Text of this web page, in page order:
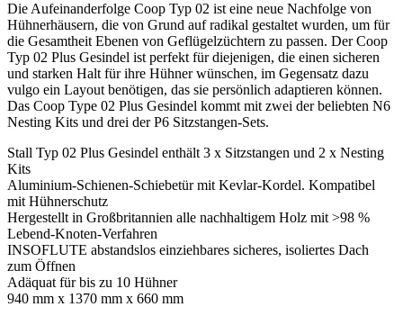
Die Aufeinanderfolge Coop Typ 02 ist eine neue Nachfolge von
Hühnerhäusern, die von Grund auf radikal gestaltet wurden, um für
die Gesamtheit Ebenen von Geflügelzüchtern zu passen. Der Coop
Typ 02 Plus Gesindel ist perfekt für diejenigen, die einen sicheren
und starken Halt für ihre Hühner wünschen, im Gegensatz dazu
vulgo ein Layout benötigen, das sie persönlich adaptieren können.
Das Coop Type 02 Plus Gesindel kommt mit zwei der beliebten N6
Nesting Kits und drei der P6 Sitzstangen-Sets.
Stall Typ 02 Plus Gesindel enthält 3 x Sitzstangen und 2 x Nesting
Kits
Aluminium-Schienen-Schiebetür mit Kevlar-Kordel. Kompatibel
mit Hühnerschutz
Hergestellt in Großbritannien alle nachhaltigem Holz mit >98 %
Lebend-Knoten-Verfahren
INSOFLUTE abstandslos einziehbares sicheres, isoliertes Dach
zum Öffnen
Adäquat für bis zu 10 Hühner
940 mm x 1370 mm x 660 mm